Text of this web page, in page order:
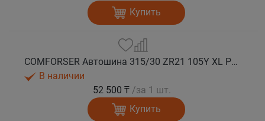
Купить
COMFORSER Автошина 315/30 ZR21 105Y XL PURESPEED лето
В наличии
52 500 ₸ /за 1 шт.
Купить